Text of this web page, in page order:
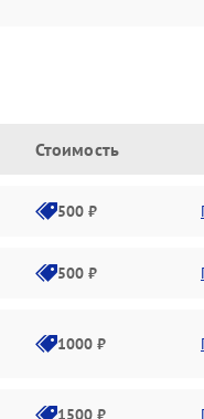
Стоимость
500 ₽
500 ₽
1000 ₽
1500 ₽